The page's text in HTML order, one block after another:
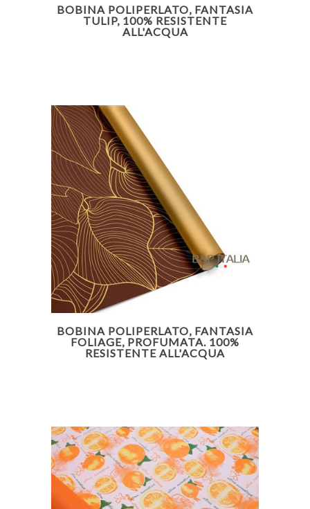
BOBINA POLIPERLATO, FANTASIA
TULIP, 100% RESISTENTE
ALL'ACQUA
BOBINA POLIPERLATO, FANTASIA
FOLIAGE, PROFUMATA. 100%
RESISTENTE ALL'ACQUA